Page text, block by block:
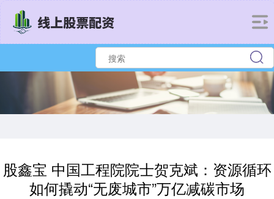
股鑫宝 中国工程院院士贺克斌：资源循环
如何撬动“无废城市”万亿减碳市场